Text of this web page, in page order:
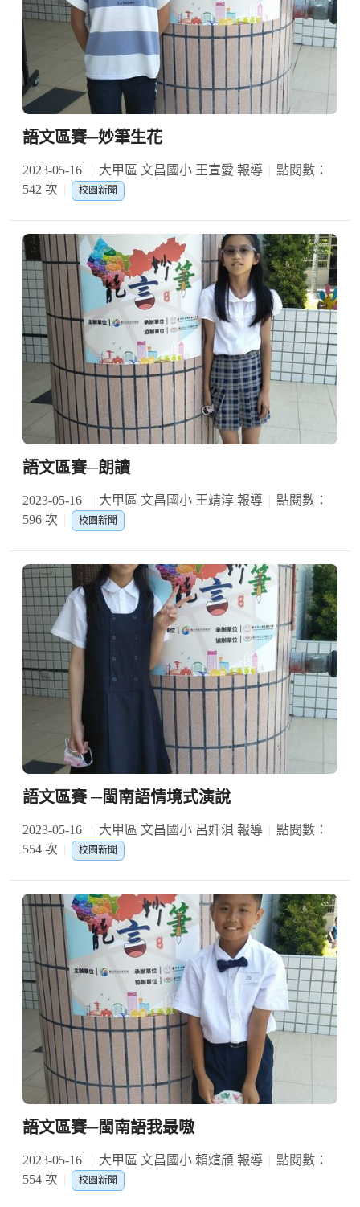
語文區賽─妙筆生花
2023-05-16 大甲區 文昌國小 王宣愛 報導
點閱數：
542 次
校園新聞
語文區賽─朗讀
2023-05-16 大甲區 文昌國小 王靖淳 報導
點閱數：
596 次
校園新聞
語文區賽 ─閩南語情境式演說
2023-05-16 大甲區 文昌國小 呂奷浿 報導
點閱數：
554 次
校園新聞
語文區賽─閩南語我最嗷
2023-05-16 大甲區 文昌國小 賴煊頎 報導
點閱數：
554 次
校園新聞